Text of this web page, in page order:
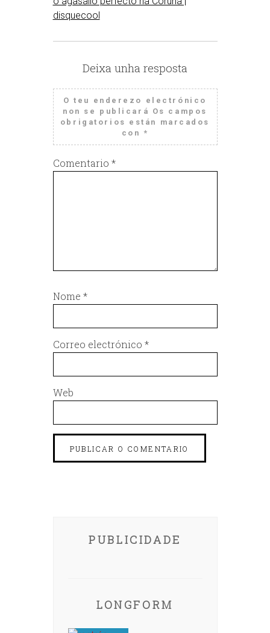
disquecool
Deixa unha resposta
O teu enderezo electrónico
non se publicará Os campos
obrigatorios están marcados
con *
Comentario *
Nome *
Correo electrónico *
Web
PUBLICIDADE
LONGFORM